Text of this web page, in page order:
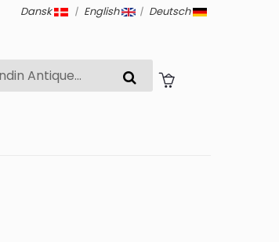
Dansk | English | Deutsch